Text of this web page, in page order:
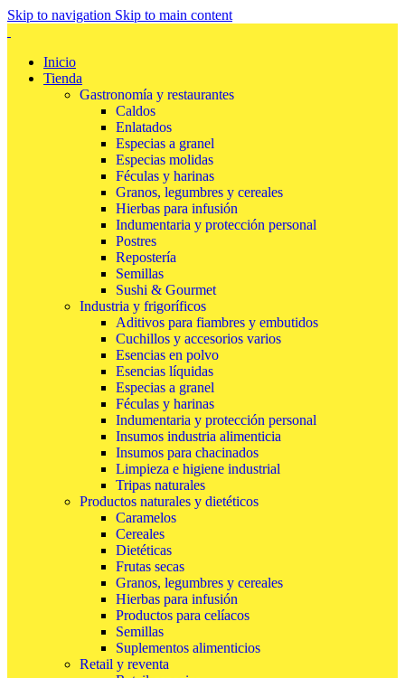
Skip to navigation Skip to main content
Inicio
Tienda
Gastronomía y restaurantes
Caldos
Enlatados
Especias a granel
Especias molidas
Féculas y harinas
Granos, legumbres y cereales
Hierbas para infusión
Indumentaria y protección personal
Postres
Repostería
Semillas
Sushi & Gourmet
Industria y frigoríficos
Aditivos para fiambres y embutidos
Cuchillos y accesorios varios
Esencias en polvo
Esencias líquidas
Especias a granel
Féculas y harinas
Indumentaria y protección personal
Insumos industria alimenticia
Insumos para chacinados
Limpieza e higiene industrial
Tripas naturales
Productos naturales y dietéticos
Caramelos
Cereales
Dietéticas
Frutas secas
Granos, legumbres y cereales
Hierbas para infusión
Productos para celíacos
Semillas
Suplementos alimenticios
Retail y reventa